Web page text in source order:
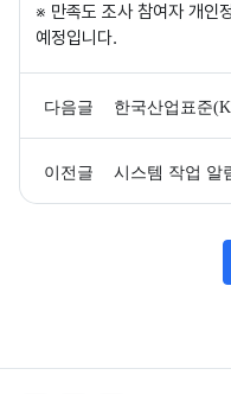
※ 만족도 조사 참여자 개
예정입니다.
다음글 한국산업표준
이전글 시스템 작업 알